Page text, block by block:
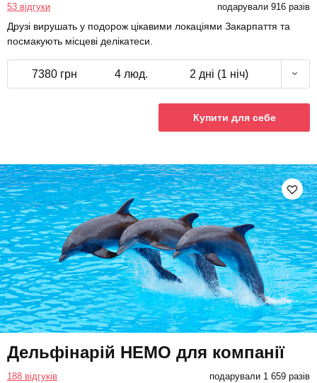
53 відгуки подарували 916 разів
Друзі вирушать у подорож цікавими локаціями Закарпаття та
посмакують місцеві делікатеси.
7380 грн 4 люд. 2 дні (1 ніч)
Купити для себе
Дельфінарій НЕМО для компанії
188 відгуків подарували 1 659 разів